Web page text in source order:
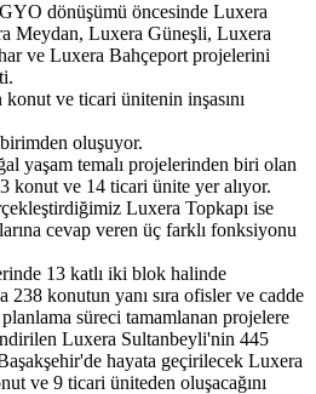
dönüşümü öncesinde Luxera
Meydan, Luxera Güneşli, Luxera
ve Luxera Bahçeport projelerini
ve ticari ünitenin inşasını
oluşuyor.
yaşam temalı projelerinden biri olan
konut ve 14 ticari ünite yer alıyor.
Luxera Topkapı ise
cevap veren üç farklı fonksiyonu
13 katlı iki blok halinde
238 konutun yanı sıra ofisler ve cadde
süreci tamamlanan projelere
Luxera Sultanbeyli'nin 445
hayata geçirilecek Luxera
ve 9 ticari üniteden oluşacağını